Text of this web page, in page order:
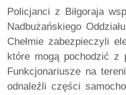
Policjanci z Biłgoraja
Nadbużańskiego
Chełmie zabezpieczyli
które mogą pochodzić z
Funkcjonariusze na
odnaleźli części